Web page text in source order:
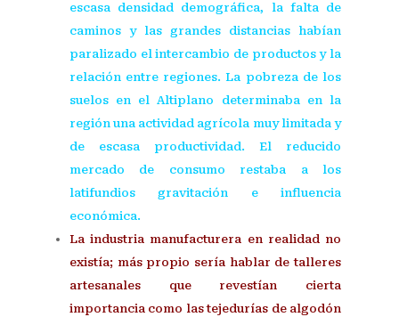
escasa densidad demográfica, la falta de
caminos y las grandes distancias habían
paralizado el intercambio de productos y la
relación entre regiones. La pobreza de los
suelos en el Altiplano determinaba en la
región una actividad agrícola muy limitada y
de escasa productividad. El reducido
mercado de consumo restaba a los
latifundios gravitación e influencia
económica.
La industria manufacturera en realidad no
existía; más propio sería hablar de talleres
artesanales que revestían cierta
importancia como las tejedurías de algodón